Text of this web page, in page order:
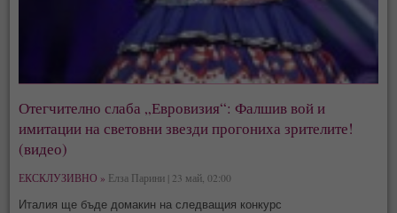
Отегчително слаба „Евровизия“: Фалшив вой и
имитации на световни звезди прогониха зрителите!
(видео)
ЕКСКЛУЗИВНО » Елза Парини | 23 май, 02:00
Италия ще бъде домакин на следващия конкурс